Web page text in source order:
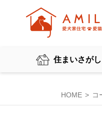
住まいさがし
HOME コ